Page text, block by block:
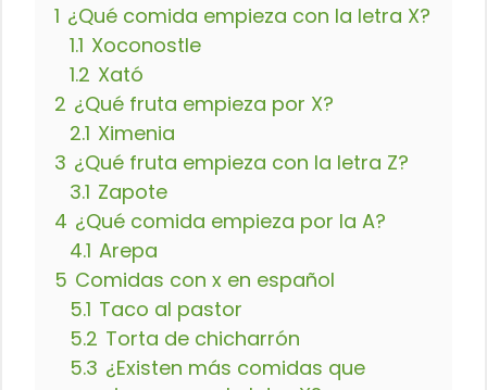
1 ¿Qué comida empieza con la letra X?
1.1 Xoconostle
1.2 Xató
2 ¿Qué fruta empieza por X?
2.1 Ximenia
3 ¿Qué fruta empieza con la letra Z?
3.1 Zapote
4 ¿Qué comida empieza por la A?
4.1 Arepa
5 Comidas con x en español
5.1 Taco al pastor
5.2 Torta de chicharrón
5.3 ¿Existen más comidas que